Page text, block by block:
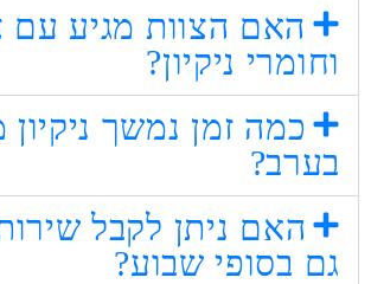
האם הצוות מגיע עם
וחומרי ניקיון?
כמה זמן נמשך
בערב?
האם ניתן לקבל שירות
גם בסופי שבוע?